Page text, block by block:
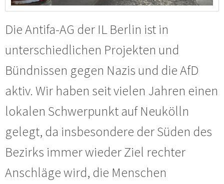
Die Antifa-AG der IL Berlin ist in
unterschiedlichen Projekten und
Bündnissen gegen Nazis und die AfD
aktiv. Wir haben seit vielen Jahren einen
lokalen Schwerpunkt auf Neukölln
gelegt, da insbesondere der Süden des
Bezirks immer wieder Ziel rechter
Anschläge wird, die Menschen